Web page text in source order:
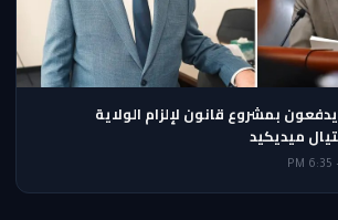
بمشروع قانون لإلزام الولاية
ميديكيد